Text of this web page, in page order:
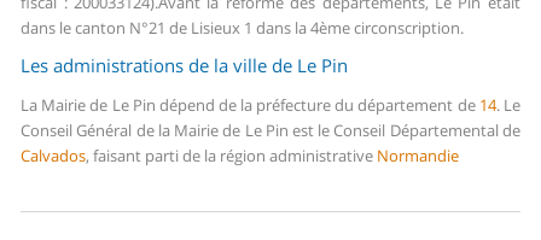
dans le canton N°21 de Lisieux 1 dans la 4ème circonscription.
Les administrations de la ville de Le Pin
La Mairie de Le Pin dépend de la préfecture du département de 14.Le
Conseil Général de la Mairie de Le Pin est le Conseil Départemental de
Calvados, faisant parti de la région administrative Normandie